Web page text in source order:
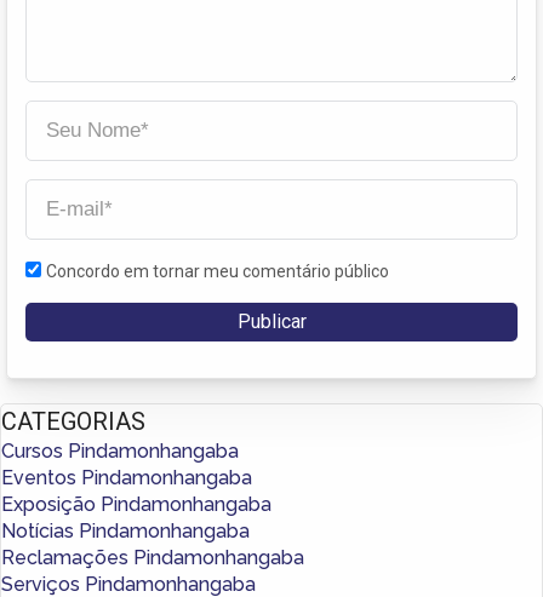
Concordo em tornar meu comentário público
CATEGORIAS
Cursos Pindamonhangaba
Eventos Pindamonhangaba
Exposição Pindamonhangaba
Notícias Pindamonhangaba
Reclamações Pindamonhangaba
Serviços Pindamonhangaba